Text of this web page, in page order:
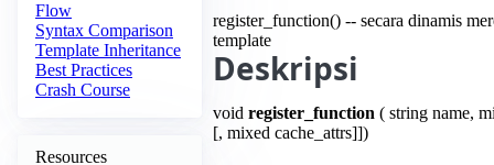
Flow
Syntax Comparison
Template Inheritance
Best Practices
Crash Course
Resources
register_function() -- secara dinamis
template
Deskripsi
void register_function ( string name,
[, mixed cache_attrs]])